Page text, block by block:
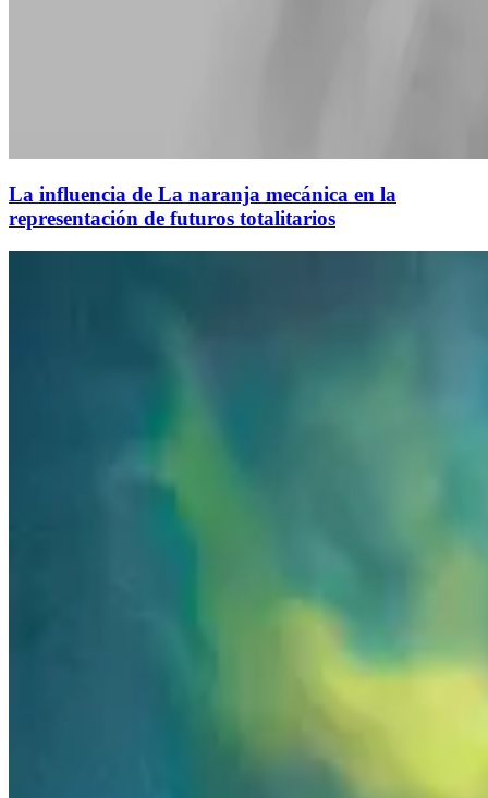
La influencia de La naranja mecánica en la
representación de futuros totalitarios